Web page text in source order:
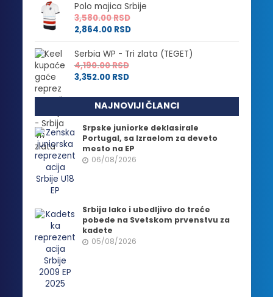
Polo majica Srbije
3,580.00RSD
2,864.00 RSD
Serbia WP - Tri zlata (TEGET)
4,190.00RSD
3,352.00 RSD
NAJNOVIJI ČLANCI
Srpske juniorke deklasirale
Portugal, sa Izraelom za deveto
mesto na EP
06/08/2026
Srbija lako i ubedljivo do treće
pobede na Svetskom prvenstvu za
kadete
05/08/2026